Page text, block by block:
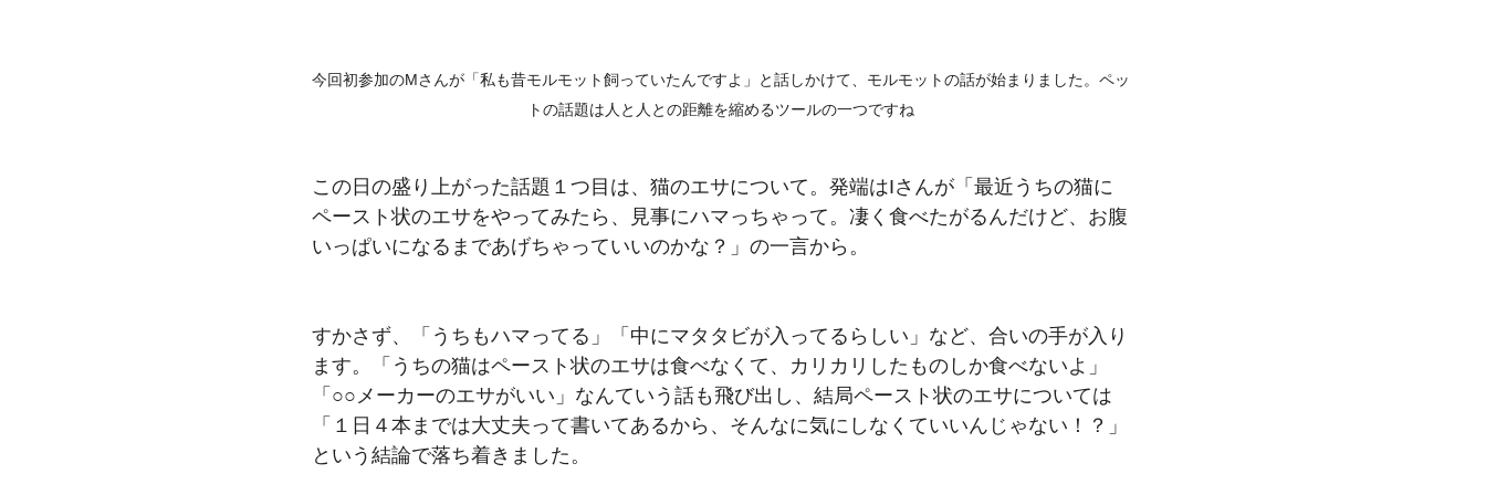
今回初参加のMさんが「私も昔モルモット飼っていたんですよ」と話しかけて、モルモットの話が始まりました。ペッ
トの話題は人と人との距離を縮めるツールの一つですね
この日の盛り上がった話題１つ目は、猫のエサについて。発端はIさんが「最近うちの猫に
ペースト状のエサをやってみたら、見事にハマっちゃって。凄く食べたがるんだけど、お腹
いっぱいになるまであげちゃっていいのかな？」の一言から。
すかさず、「うちもハマってる」「中にマタタビが入ってるらしい」など、合いの手が入り
ます。「うちの猫はペースト状のエサは食べなくて、カリカリしたものしか食べないよ」
「○○メーカーのエサがいい」なんていう話も飛び出し、結局ペースト状のエサについては
「１日４本までは大丈夫って書いてあるから、そんなに気にしなくていいんじゃない！？」
という結論で落ち着きました。